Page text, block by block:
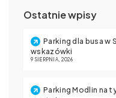
Ostatnie wpisy
Parking dla busa w
wskazówki
9 SIERPNIA, 2026
Parking Modlin na